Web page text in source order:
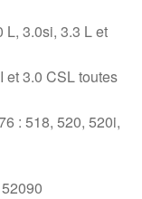
L, 3.0si, 3.3 L et
et 3.0 CSL toutes
: 518, 520, 520i,